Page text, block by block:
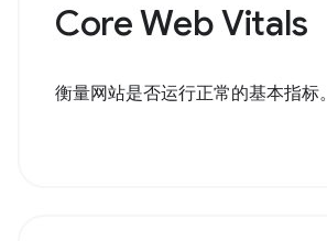
Core Web Vitals
衡量网站是否运行正常的基本指标。